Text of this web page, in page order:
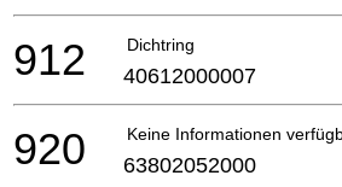
Dichtring
912 40612000007
Keine Informationen
920 63802052000